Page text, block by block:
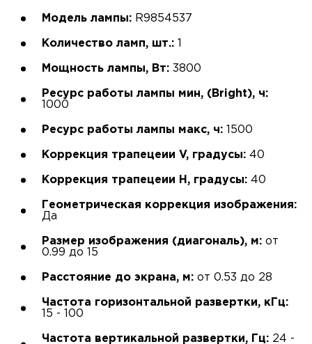
Модель лампы: R9854537
Количество ламп, шт.:
Мощность лампы, Вт: 3800
Ресурс работы лампы мин, (Bright), ч:
1000
Ресурс работы лампы макс, ч: 1500
Коррекция трапецеии V, градусы: 40
Коррекция трапецеии H, градусы: 40
Геометрическая коррекция изображения:
Да
Размер изображения (диагональ), м: от
0.99 до 15
Расстояние до экрана, м: от 0.53 до 28
Частота горизонтальной развертки, кГц:
15 - 100
Частота вертикальной развертки, Гц: 24 -